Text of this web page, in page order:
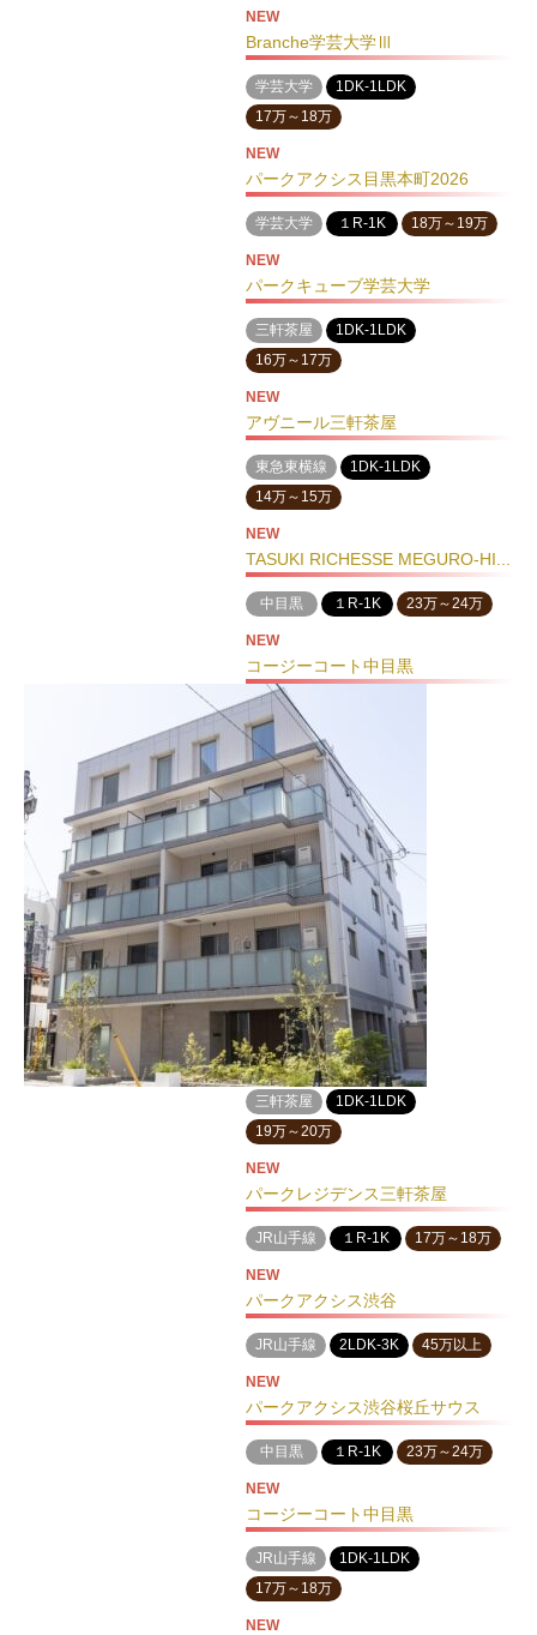
NEW
Branche学芸大学Ⅲ
学芸大学
1DK-1LDK
17万～18万
NEW
パークアクシス目黒本町2026
学芸大学 １R-1K 18万～19万
NEW
パークキューブ学芸大学
三軒茶屋
1DK-1LDK
16万～17万
NEW
アヴニール三軒茶屋
東急東横線
1DK-1LDK
14万～15万
NEW
TASUKI RICHESSE MEGURO-HI...
中目黒 １R-1K 23万～24万
NEW
コージーコート中目黒
三軒茶屋
1DK-1LDK
19万～20万
NEW
パークレジデンス三軒茶屋
JR山手線 １R-1K 17万～18万
NEW
パークアクシス渋谷
JR山手線 2LDK-3K 45万以上
NEW
パークアクシス渋谷桜丘サウス
中目黒 １R-1K 23万～24万
NEW
コージーコート中目黒
JR山手線
1DK-1LDK
17万～18万
NEW